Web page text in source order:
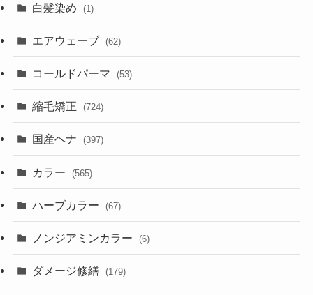
白髪染め (1)
エアウェーブ (62)
コールドパーマ (53)
縮毛矯正 (724)
国産ヘナ (397)
カラー (565)
ハーブカラー (67)
ノンジアミンカラー (6)
ダメージ修繕 (179)